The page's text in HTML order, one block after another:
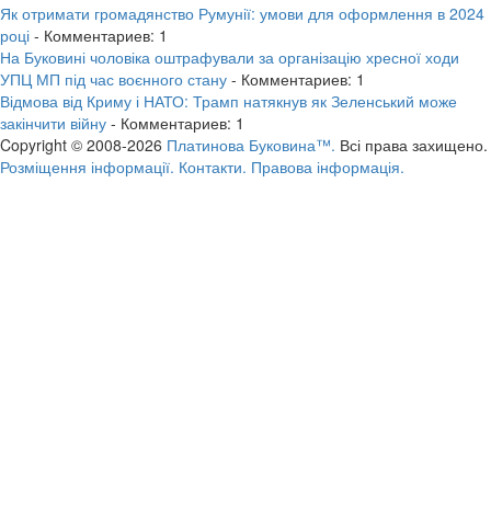
Як отримати громадянство Румунії: умови для оформлення в 2024
році - Комментариев: 1
На Буковині чоловіка оштрафували за організацію хресної ходи
УПЦ МП під час воєнного стану - Комментариев: 1
Відмова від Криму і НАТО: Трамп натякнув як Зеленський може
закінчити війну - Комментариев: 1
Copyright © 2008-2026 Платинова Буковина™. Всі права захищено.
Розміщення інформації. Контакти. Правова інформація.